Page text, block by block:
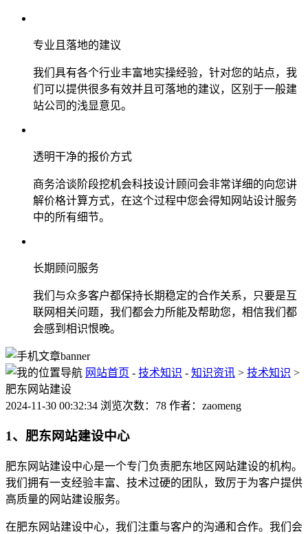
专业且落地的建议
我们具有各个行业丰富地实操经验，针对您的站点，我
们可以提供很多有效并且可落地的建议，区别于一般建
站公司的浅显意见。
透明干净的报价方式
商务洽谈阶段挖机会科技设计顾问会非常详细的向您讲
解价格计算方式，在这个过程中您会得知网站设计服务
中的所有细节。
长期顾问服务
我们与众多客户都保持长期稳定的合作关系，只要是互
联网相关问题，我们都会力所能及帮助您，相信我们都
会感到相识恨晚。
网站首页 - 技术知识 - 知识资讯 > 技术知识 >
肥东网站建设
2024-11-30 00:32:34 浏览次数：78 作者：zaomeng
1、肥东网站建设中心
肥东网站建设中心是一个专门负责肥东地区网站建设的机构。
我们拥有一支经验丰富、技术过硬的团队，致厉于为客户提供
高质量的网站建设服务。
在肥东网站建设中心，我们注重与客户的沟通和合作。我们会